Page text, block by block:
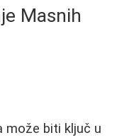
Masnih
može biti ključ u